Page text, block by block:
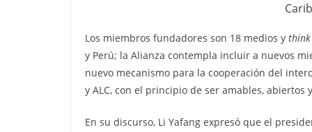
Los miembros fundadores son 18 medios y
y Perú; la Alianza contempla incluir a nuevos
nuevo mecanismo para la cooperación del
y ALC, con el principio de ser amables, abiertos
En su discurso, Li Yafang expresó que el